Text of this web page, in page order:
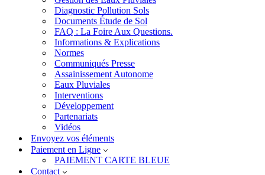
Diagnostic Pollution Sols
Documents Étude de Sol
FAQ : La Foire Aux Questions.
Informations & Explications
Normes
Communiqués Presse
Assainissement Autonome
Eaux Pluviales
Interventions
Développement
Partenariats
Vidéos
Envoyez vos éléments
Paiement en Ligne
PAIEMENT CARTE BLEUE
Contact